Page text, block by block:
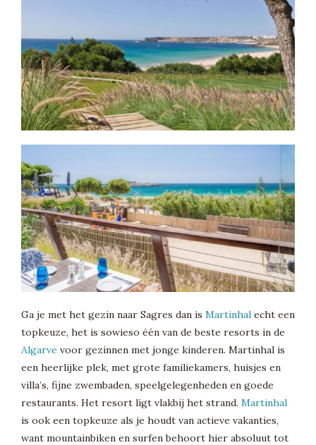
Ga je met het gezin naar Sagres dan is Martinhal echt een
topkeuze, het is sowieso één van de beste resorts in de
Algarve voor gezinnen met jonge kinderen. Martinhal is
een heerlijke plek, met grote familiekamers, huisjes en
villa’s, fijne zwembaden, speelgelegenheden en goede
restaurants. Het resort ligt vlakbij het strand. Martinhal
is ook een topkeuze als je houdt van actieve vakanties,
want mountainbiken en surfen behoort hier absoluut tot